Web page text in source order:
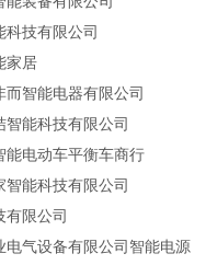
科技有限公司
家居
而智能电器有限公司
智能科技有限公司
能电动车平衡车商行
智能科技有限公司
有限公司
电气设备有限公司智能电源